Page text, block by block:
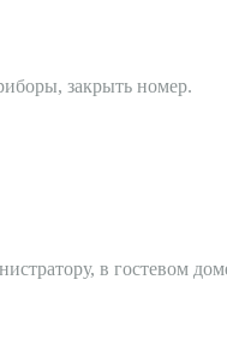
закрыть номер.
в гостевом